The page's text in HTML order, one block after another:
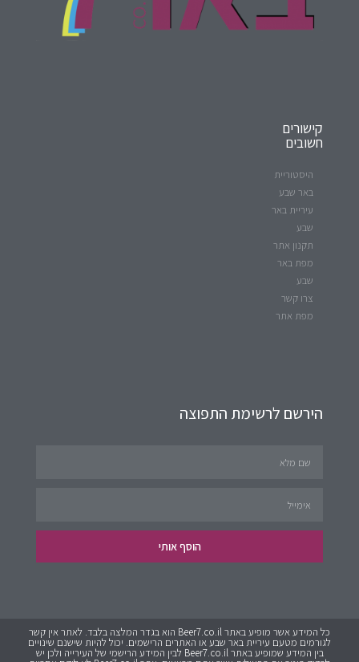
קישורים
חשובים
היסטוריית
באר שבע
עיריית באר
שבע
תקנון אתר
מפת באר
שבע
צרו קשר
מפת אתר
הירשם לרשימת התפוצה
הוסף אותי
כל המידע אשר מופיע באתר Beer7.co.il הוא בגדר המלצה בלבד. לאתר אין קשר
לגורמים מטעם עיריית באר שבע או האתרים הרישמים. יכול להיות שישנם שינויים
בין המידע שמופיע באתר Beer7.co.il לבין המידע הרישמי של העירייה ולכן יש